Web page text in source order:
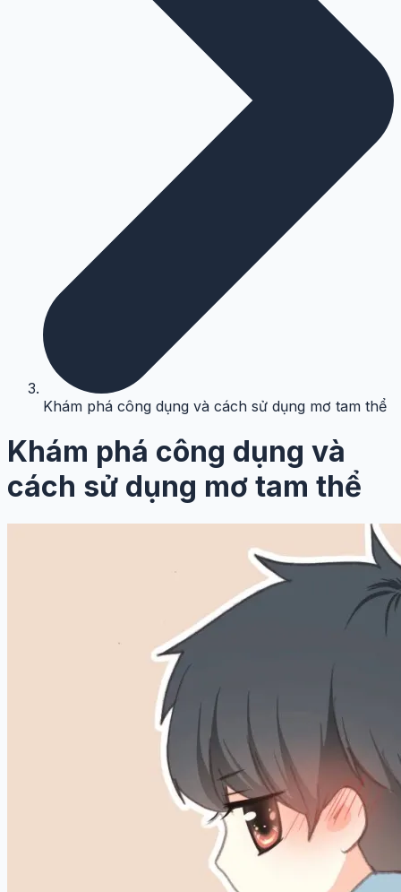
Khám phá công dụng và cách sử dụng mơ tam thể
Khám phá công dụng và
cách sử dụng mơ tam thể